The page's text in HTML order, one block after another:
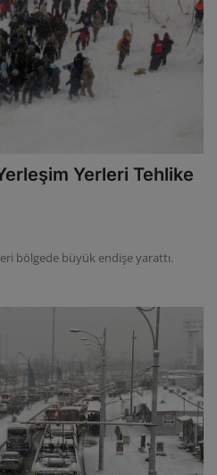
Yerleri Tehlike
bölgede büyük endişe yarattı.